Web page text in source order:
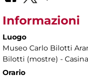
Informazioni
Luogo
Museo Carlo Bilotti
Bilotti (mostre) -
Orario